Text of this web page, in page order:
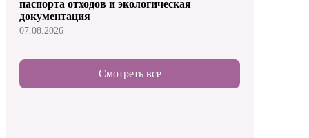
паспорта отходов и экологическая
документация
07.08.2026
Смотреть все